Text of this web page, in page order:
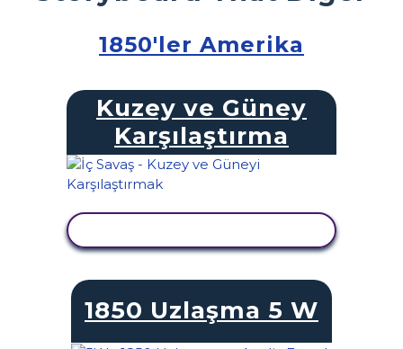
1850'ler Amerika
Kuzey ve Güney
Karşılaştırma
1850 Uzlaşma 5 W